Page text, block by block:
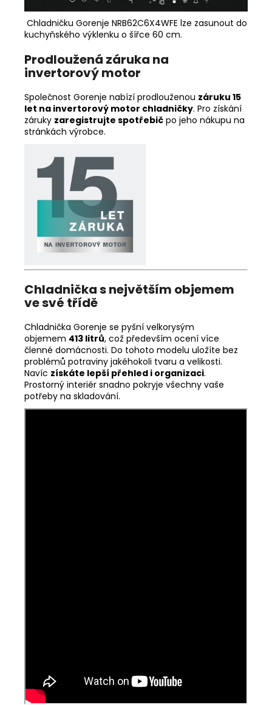
Chladničku Gorenje NRB62C6X4WFE lze zasunout do
kuchyňského výklenku o šířce 60 cm.
Prodloužená záruka na
invertorový motor
Společnost Gorenje nabízí prodlouženou záruku 15
let na invertorový motor chladničky. Pro získání
záruky zaregistrujte spotřebič po jeho nákupu na
stránkách výrobce.
Chladnička s největším objemem
ve své třídě
Chladnička Gorenje se pyšní velkorysým
objemem 413 litrů, což především ocení více
členné domácnosti. Do tohoto modelu uložíte bez
problémů potraviny jakéhokoli tvaru a velikosti.
Navíc získáte lepší přehled i organizaci.
Prostorný interiér snadno pokryje všechny vaše
potřeby na skladování.